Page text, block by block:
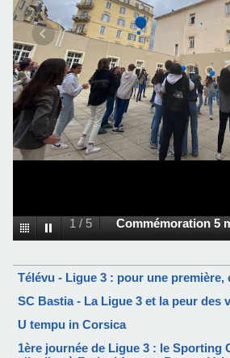
1 / 5 Commémoration 5
Télévu - Ligue 3 : pour une première,
SC Bastia - La Ligue 3 et la peur des
U tempu in Corsica
1ère journée de Ligue 3 : le Sporting